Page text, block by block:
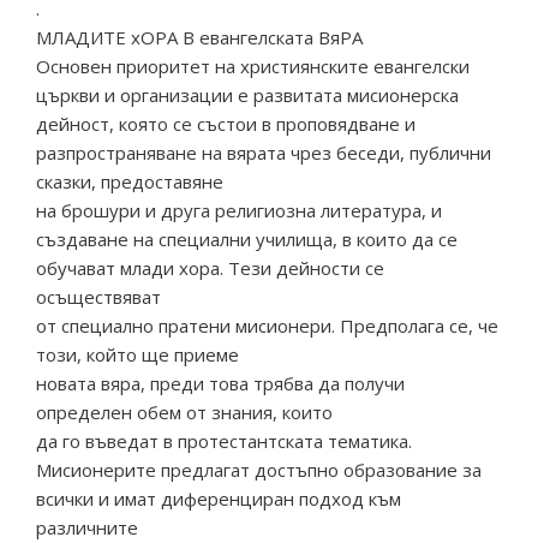
.
МЛАДИТЕ хОРА В евангелската ВяРА
Основен приоритет на християнските евангелски
църкви и организации е развитата мисионерска
дейност, която се състои в проповядване и
разпространяване на вярата чрез беседи, публични
сказки, предоставяне
на брошури и друга религиозна литература, и
създаване на специални училища, в които да се
обучават млади хора. Тези дейности се
осъществяват
от специално пратени мисионери. Предполага се, че
този, който ще приеме
новата вяра, преди това трябва да получи
определен обем от знания, които
да го въведат в протестантската тематика.
Мисионерите предлагат достъпно образование за
всички и имат диференциран подход към
различните